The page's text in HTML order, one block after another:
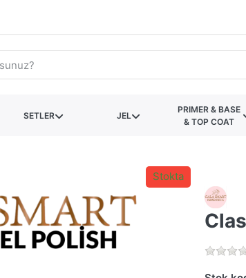
SETLER JEL
PRIMER & BASE
& TOP COAT
Stokta